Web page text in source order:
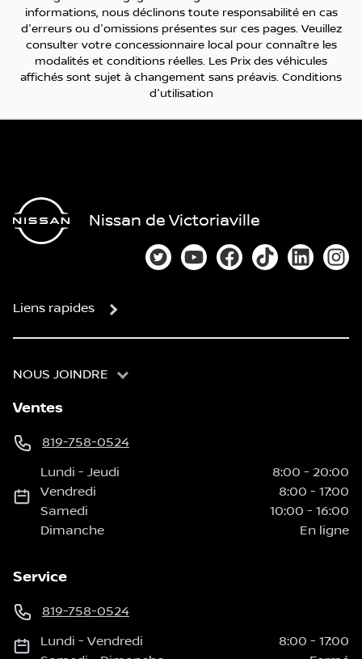
informations, nous déclinons toute responsabilité en cas
d'erreurs ou d'omissions présentes sur ces pages. Veuillez
consulter votre concessionnaire local pour connaître les
modalités et conditions réelles. Les Prix des véhicules
affichés sont sujet à changement sans préavis. Conditions
d'utilisation
Nissan de Victoriaville
Lien vers notre compte Twitter
Lien vers notre chaîne
Lien vers notre page
Lien vers notre
Lien vers
Liens rapides
NOUS JOINDRE
Ventes
819-758-0524
Lundi -Jeudi 8:00 - 20:00
Vendredi
8:00 - 17:00
Samedi
10:00 - 16:00
Dimanche
En ligne
Service
819-758-0524
Lundi -Vendredi 8:00 - 17:00